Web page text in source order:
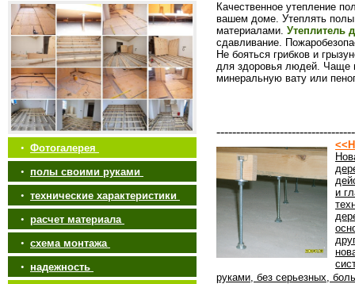
• Фотогалерея
• полы своими руками
• технические характеристики
• расчет материала
• схема монтажа
• надежность
Качественное утепление
вашем доме. Утеплять
материалами. Утеплитель
сдавливание.
Не бояться грибков и
для здоровья людей. Чаще
минеральную вату или
и
руками, без серьезных,